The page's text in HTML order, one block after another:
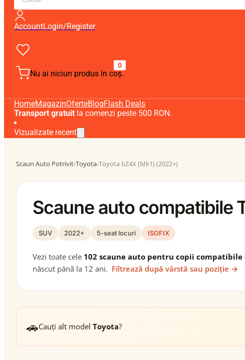
AccountLogin/Register
0
Nu ai niciun produs în coș.
HomeMagazinOferteBlogFlash Deals
Transport gratuit la comenzi peste 500 RON.
Vizualizate recent
Scaun Auto Potrivit›Toyota›Toyota bZ4X (Mk1) (2022+)
Scaune auto compatibile
SUV 2022+ 5-seat locuri ISOFIX
Vezi toate cele 102 scaune auto pentru copii compatibile
născut până la 12 ani. Filtrează după vârstă sau poziție →
🚗Cauți alt model Toyota?